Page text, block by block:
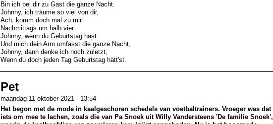
Bin ich bei dir zu Gast die ganze Nacht.
Johnny, ich träume so viel von dir,
Ach, komm doch mal zu mir
Nachmittags um halb vier.
Johnny, wenn du Geburtstag hast
Und mich dein Arm umfasst die ganze Nacht,
Johnny, dann denke ich noch zuletzt,
Wenn du doch jeden Tag Geburtstag hätt'st.
Pet
maandag 11 oktober 2021 - 13:54
Het begon met de mode in kaalgeschoren schedels van voetbaltrainers. Vroeger was dat
iets om mee te lachen, zoals die van Pa Snoek uit Willy Vandersteens 'De familie Snoek',